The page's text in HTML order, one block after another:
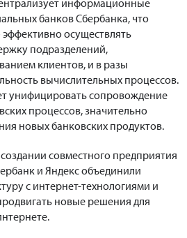
информационные
банков Сбербанка, что
осуществлять
подразделений,
клиентов, и в разы
вычислительных процессов.
унифицировать сопровождение
процессов, значительно
новых банковских продуктов.
совместного предприятия
и Яндекс объединили
с интернет-технологиями и
новые решения для